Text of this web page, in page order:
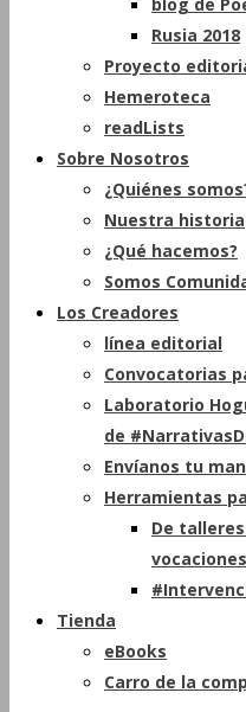
Rusia 2018
Proyecto
Hemeroteca
readLists
Sobre Nosotros
¿Quiénes
Nuestra historia
¿Qué hacemos?
Somos
Los Creadores
línea editorial
Convocatorias
Laboratorio
de
Envíanos tu
Herramientas
De
Tienda
eBooks
Carro de la